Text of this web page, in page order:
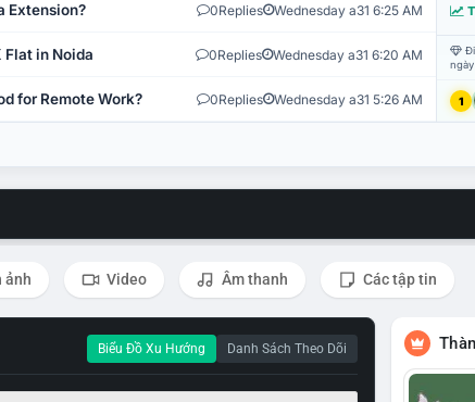
Extension? 0Replies Wednesday a31 6:25 AM
Flat in Noida 0Replies Wednesday a31 6:20 AM
for Remote Work? 0Replies Wednesday a31 5:26 AM 1
ảnh Video Âm thanh Các tập tin
Biểu Đồ Xu Hướng Danh Sách Theo Dõi